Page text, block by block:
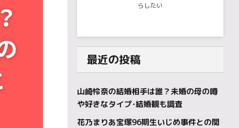
らしたい
最近の投稿
山崎怜奈の結婚相手は誰？未婚の母の噂
や好きなタイプ･結婚観も調査
花乃まりあ宝塚96期生いじめ事件との関